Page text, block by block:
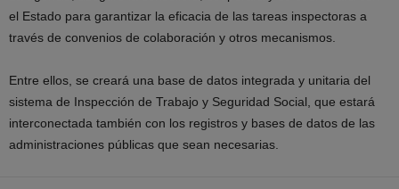
el Estado para garantizar la eficacia de las tareas inspectoras a
través de convenios de colaboración y otros mecanismos.
Entre ellos, se creará una base de datos integrada y unitaria del
sistema de Inspección de Trabajo y Seguridad Social, que estará
interconectada también con los registros y bases de datos de las
administraciones públicas que sean necesarias.